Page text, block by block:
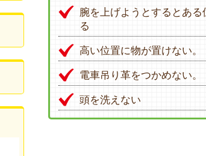
腕を上げようとするとある
る
高い位置に物が置けない。
電車吊り革をつかめない。
頭を洗えない